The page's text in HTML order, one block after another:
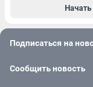
Подписаться на
Сообщить новость